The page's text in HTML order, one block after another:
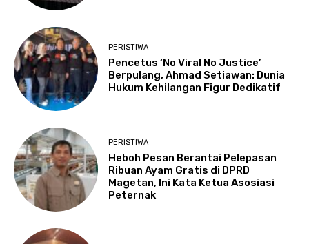
PERISTIWA
Pencetus ‘No Viral No Justice’
Berpulang, Ahmad Setiawan: Dunia
Hukum Kehilangan Figur Dedikatif
PERISTIWA
Heboh Pesan Berantai Pelepasan
Ribuan Ayam Gratis di DPRD
Magetan, Ini Kata Ketua Asosiasi
Peternak